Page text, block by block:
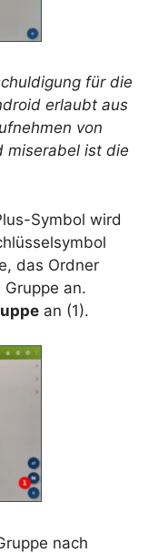
für die
erlaubt aus
von
miserabel ist die
Symbol wird
das Ordner
an.
an (1).
nach